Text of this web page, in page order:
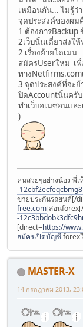
เหมือนกัน... ไม่รู้ว่
จุดประสงค์ของผม
1 ต้องการ
2เว็บนั้นเดี๋ยวส่งใ
2 เรื่องย้ายโดเม
สมัครUserใหม่ เ
ทาง
3 จุดประสงค์ที่จะ
ปิดAccountนั้นครั
ทำเว็บอเมซอนแล
)
คนสวยๆอย่างน้อง พี่เ
-
ขายประกันรถยนต์[/
free.com]สอน
-
[direct=https://
สมัครเปิดบัญชีforex
MASTER-X
14 กรกฎาคม 2013,